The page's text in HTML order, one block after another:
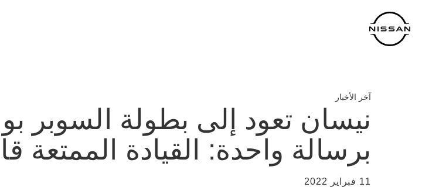
المحتوى
الرئيسي
آخر الأخبار
نيسان تعود إلى بطولة السوبر
برسالة واحدة: القيادة
11 فبراير 2022